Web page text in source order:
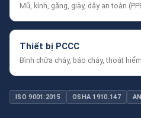
Mũ, kính, găng, giày, dây an toàn
Thiết bị PCCC
Bình chữa cháy, báo cháy, thoát hiểm
ISO 9001:2015 OSHA 1910.147